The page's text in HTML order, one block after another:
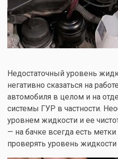
Недостаточный уровень
негативно сказаться на
автомобиля в целом и на
системы ГУР в частности.
уровнем жидкости и ее
— на бачке всегда есть
проверять уровень жидкости